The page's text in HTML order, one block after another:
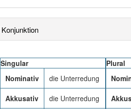
98% unserer Spielapp-Nutzer haben den
Konjunktion
Singular
Nominativ
die Unterredung
Akkusativ die Unterredung
Plural